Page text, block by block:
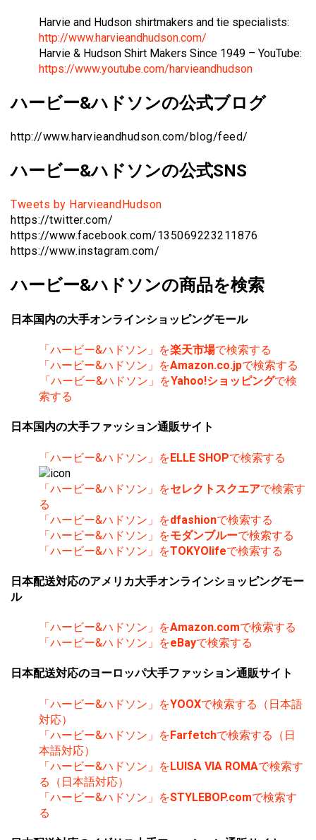
Harvie and Hudson shirtmakers and tie specialists:
http://www.harvieandhudson.com/
Harvie & Hudson Shirt Makers Since 1949 – YouTube:
https://www.youtube.com/harvieandhudson
ハービー&ハドソンの公式ブログ
http://www.harvieandhudson.com/blog/feed/
ハービー&ハドソンの公式SNS
Tweets by HarvieandHudson
https://twitter.com/
https://www.facebook.com/135069223211876
https://www.instagram.com/
ハービー&ハドソンの商品を検索
日本国内の大手オンラインショッピングモール
「ハービー&ハドソン」を楽天市場で検索する
「ハービー&ハドソン」をAmazon.co.jpで検索する
「ハービー&ハドソン」をYahoo!ショッピングで検
索する
日本国内の大手ファッション通販サイト
「ハービー&ハドソン」をELLE SHOPで検索する
「ハービー&ハドソン」をセレクトスクエアで検索す
る
「ハービー&ハドソン」をdfashionで検索する
「ハービー&ハドソン」をモダンブルーで検索する
「ハービー&ハドソン」をTOKYOlifeで検索する
日本配送対応のアメリカ大手オンラインショッピングモー
ル
「ハービー&ハドソン」をAmazon.comで検索する
「ハービー&ハドソン」をeBayで検索する
日本配送対応のヨーロッパ大手ファッション通販サイト
「ハービー&ハドソン」をYOOXで検索する（日本語
対応）
「ハービー&ハドソン」をFarfetchで検索する（日
本語対応）
「ハービー&ハドソン」をLUISA VIA ROMAで検索す
る（日本語対応）
「ハービー&ハドソン」をSTYLEBOP.comで検索す
る